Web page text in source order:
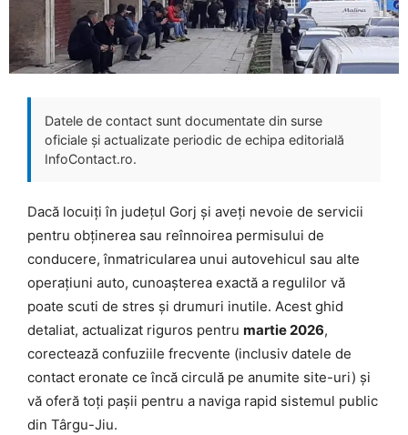
Datele de contact sunt documentate din surse
oficiale și actualizate periodic de echipa editorială
InfoContact.ro.
Dacă locuiți în județul Gorj și aveți nevoie de servicii
pentru obținerea sau reînnoirea permisului de
conducere, înmatricularea unui autovehicul sau alte
operațiuni auto, cunoașterea exactă a regulilor vă
poate scuti de stres și drumuri inutile. Acest ghid
detaliat, actualizat riguros pentru martie 2026,
corectează confuziile frecvente (inclusiv datele de
contact eronate ce încă circulă pe anumite site-uri) și
vă oferă toți pașii pentru a naviga rapid sistemul public
din Târgu-Jiu.